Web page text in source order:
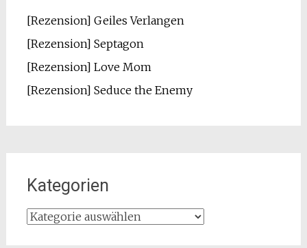
[Rezension] Geiles Verlangen
[Rezension] Septagon
[Rezension] Love Mom
[Rezension] Seduce the Enemy
Kategorien
Kategorien